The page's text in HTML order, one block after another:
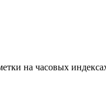
на часовых